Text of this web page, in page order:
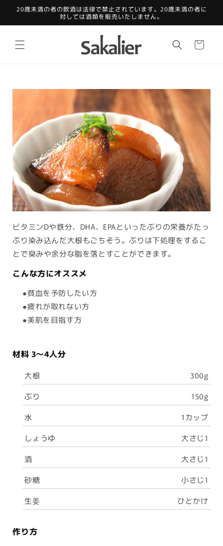
ンツに
20歳未満の者の飲酒は法律で禁止されています。20歳未満の者に
対しては酒類を販売いたしません。
ー
ビタミンDや鉄分、DHA、EPAといったぶりの栄養がたっ
ぷり染み込んだ大根もごちそう。ぶりは下処理をするこ
とで臭みや余分な脂を落とすことができます。
こんな方にオススメ
●貧血を予防したい方
●疲れが取れない方
●美肌を目指す方
材料 3〜4人分
大根
300g
ぶり
150g
水
1カップ
しょうゆ
大さじ1
酒
大さじ1
砂糖
小さじ1
生姜
ひとかけ
作り方